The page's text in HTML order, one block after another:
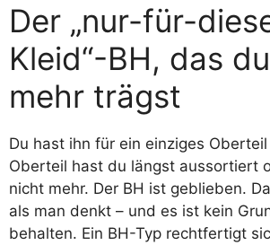
Der „nur-für-
Kleid“-BH, das
mehr trägst
Du hast ihn für ein einziges
Oberteil hast du längst aussortiert
nicht mehr. Der BH ist geblieben.
als man denkt – und es ist kein
behalten. Ein BH-Typ rechtfertigt